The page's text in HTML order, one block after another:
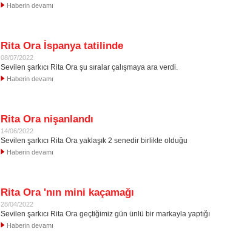
Haberin devamı
Rita Ora İspanya tatilinde
08/07/2022
Sevilen şarkıcı Rita Ora şu sıralar çalışmaya ara verdi.
Haberin devamı
Rita Ora nişanlandı
14/06/2022
Sevilen şarkıcı Rita Ora yaklaşık 2 senedir birlikte olduğu
Haberin devamı
Rita Ora 'nın mini kaçamağı
28/04/2022
Sevilen şarkıcı Rita Ora geçtiğimiz gün ünlü bir markayla yaptığı
Haberin devamı